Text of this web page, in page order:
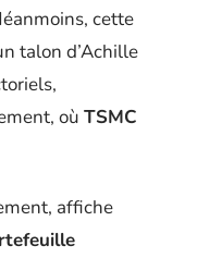
cette
talon d’Achille
où TSMC
affiche